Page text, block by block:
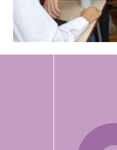
聞きました。高齢者施設
め、関わりの中で自分に